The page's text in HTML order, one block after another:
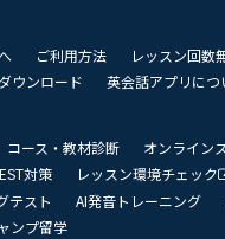
ご利用方法 レッスン回数
ウンロード
英会話アプリにつ
コース・教材診断 オンライン
対策
レッスン環境チェック
テスト
AI発音トレーニング
ンプ留学